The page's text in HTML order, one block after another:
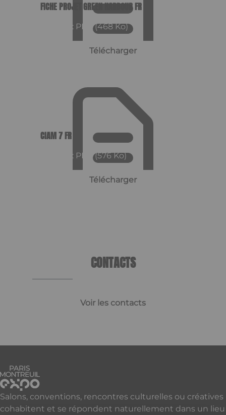
FICHE PROJET GREEN HARBOUR FR
Format : PDF (468 Ko)
Télécharger
CIAM 7 FR
Format : PDF (576 Ko)
Télécharger
CONTACTS
Voir les contacts
Salons, conventions, rencontres culturelles ou créatives
cohabitent et se répondent naturellement dans un lieu